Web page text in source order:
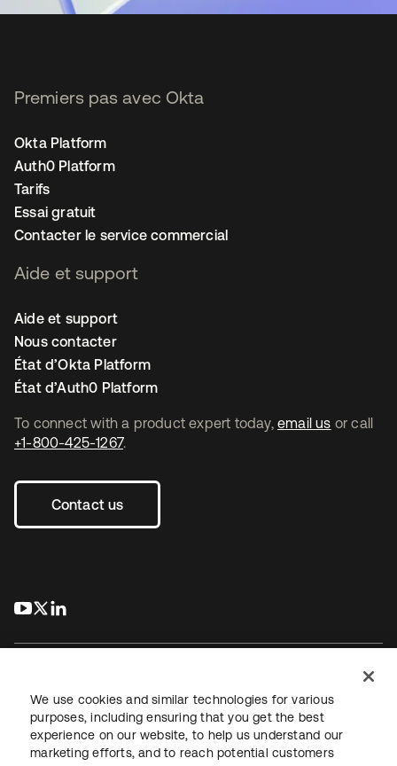
To connect with a product expert today, email us or call
+1-800-425-1267.
Contact us
s’ouvre dans un nouvel onglet
s’ouvre dans un nouvel onglet
Premiers pas avec Okta
Okta Platform
Auth0 Platform
Tarifs
Essai gratuit
Contacter le service commercial
Aide et support
Aide et support
Nous contacter
État d’Okta Platform
État d’Auth0 Platform
JuridiquePolitique de confidentialité
Conditions d’utilisation du siteSécuritéPlan du site
We use cookies and similar technologies for various
purposes, including ensuring that you get the best
experience on our website, to help us understand our
marketing efforts, and to reach potential customers